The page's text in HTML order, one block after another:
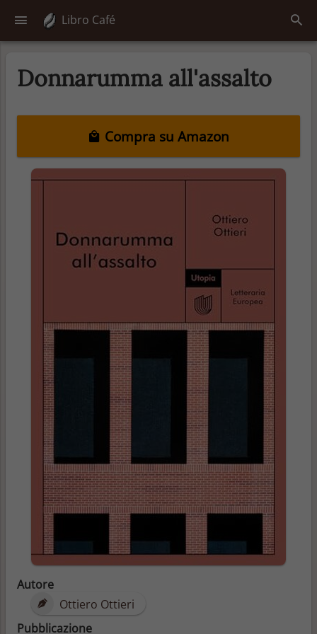
Libro Café
Donnarumma all'assalto
Compra su Amazon
Autore
Ottiero Ottieri
Pubblicazione